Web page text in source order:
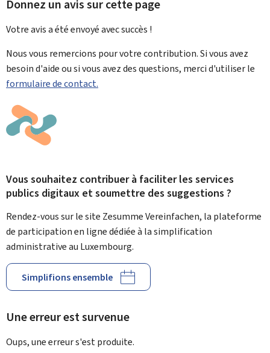
Donnez un avis sur cette page
Votre avis a été envoyé avecsuccès !
Nous vous remercions pour votre contribution. Si vous avez
besoin d'aide ou si vous avez des questions, merci d'utiliser le
formulaire de contact.
Vous souhaitez contribuer à faciliter les services
publics digitaux et soumettre des suggestions ?
Rendez-vous sur le site Zesumme Vereinfachen, la plateforme
de participation en ligne dédiée à la simplification
administrative au Luxembourg.
Simplifions ensemble
Une erreur est survenue
Oups, une erreur s'est produite.